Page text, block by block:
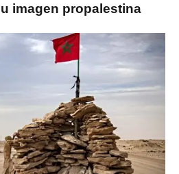
imagen propalestina